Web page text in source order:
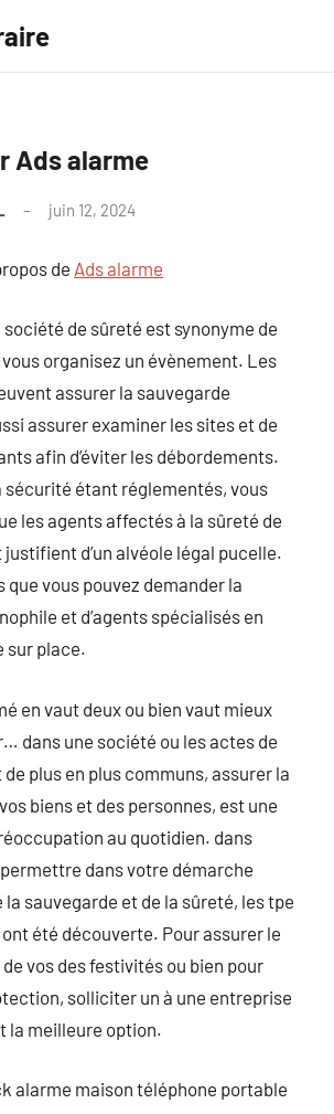
Ads alarme
juin 12, 2024
de Ads alarme
société de sûreté est synonyme de
organisez un évènement. Les
assurer la sauvegarde
assurer examiner les sites et de
afin d’éviter les débordements.
sécurité étant réglementés, vous
les agents affectés à la sûreté de
d’un alvéole légal pucelle.
que vous pouvez demander la
et d’agents spécialisés en
sur place.
en vaut deux ou bien vaut mieux
dans une société ou les actes de
plus en plus communs, assurer la
biens et des personnes, est une
au quotidien. dans
permettre dans votre démarche
la sauvegarde et de la sûreté, les tpe
été découverte. Pour assurer le
vos des festivités ou bien pour
solliciter un à une entreprise
la meilleure option.
alarme maison téléphone portable